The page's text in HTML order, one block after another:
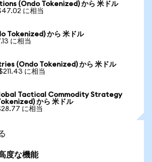
(Ondo Tokenized) から 米ドル
に相当
Tokenized) から 米ドル
に相当
(Ondo Tokenized) から 米ドル
に相当
Tactical Commodity Strategy
から 米ドル
に相当
度な機能